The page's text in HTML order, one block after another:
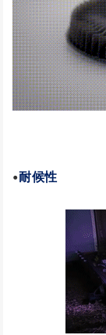
•耐候性